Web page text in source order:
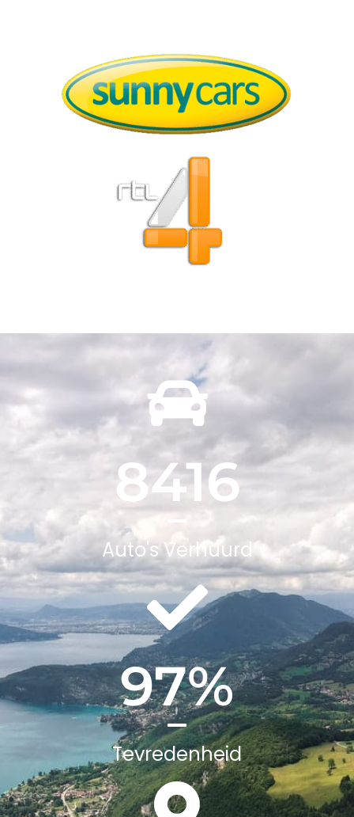
8416
Auto's Verhuurd
97%
Tevredenheid